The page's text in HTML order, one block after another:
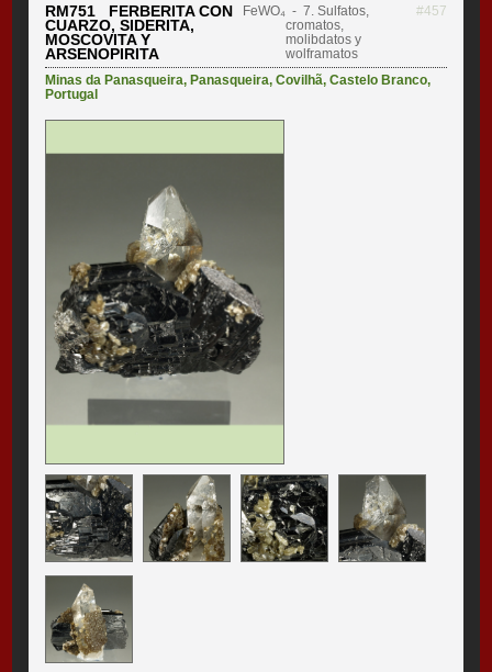
RM751 FERBERITA CON
CUARZO, SIDERITA,
MOSCOVITA Y
ARSENOPIRITA
FeWO₄ - 7. Sulfatos,
cromatos,
molibdatos y
wolframatos
#457
Minas da Panasqueira,Panasqueira,Covilhã,Castelo Branco,
Portugal